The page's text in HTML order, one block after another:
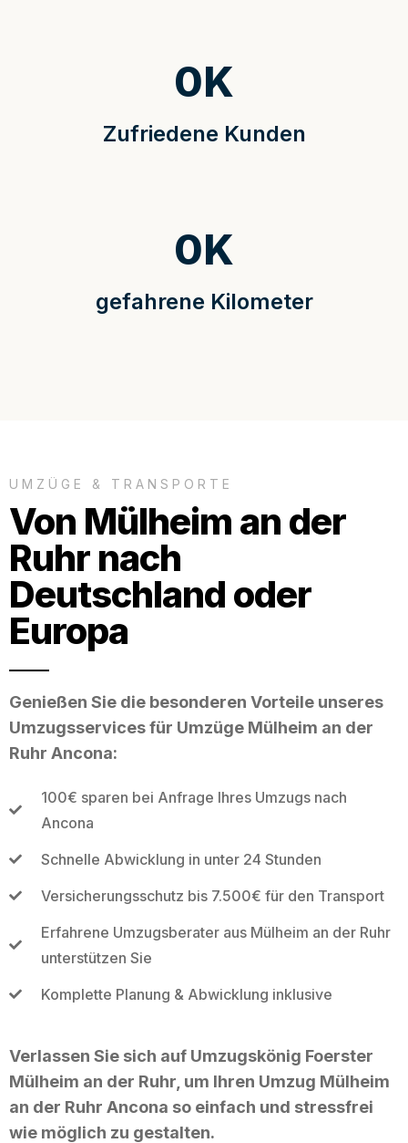
Zufriedene Kunden
0K
gefahrene Kilometer
0K
UMZÜGE & TRANSPORTE
Von Mülheim an der
Ruhr nach
Deutschland oder
Europa
Genießen Sie die besonderen Vorteile unseres
Umzugsservices für Umzüge Mülheim an der
Ruhr Ancona:
100€ sparen bei Anfrage Ihres Umzugs nach
Ancona
Schnelle Abwicklung in unter 24 Stunden
Versicherungsschutz bis 7.500€ für den Transport
Erfahrene Umzugsberater aus Mülheim an der Ruhr
unterstützen Sie
Komplette Planung & Abwicklung inklusive
Verlassen Sie sich auf Umzugskönig Foerster
Mülheim an der Ruhr, um Ihren Umzug Mülheim
an der Ruhr Ancona so einfach und stressfrei
wie möglich zu gestalten.